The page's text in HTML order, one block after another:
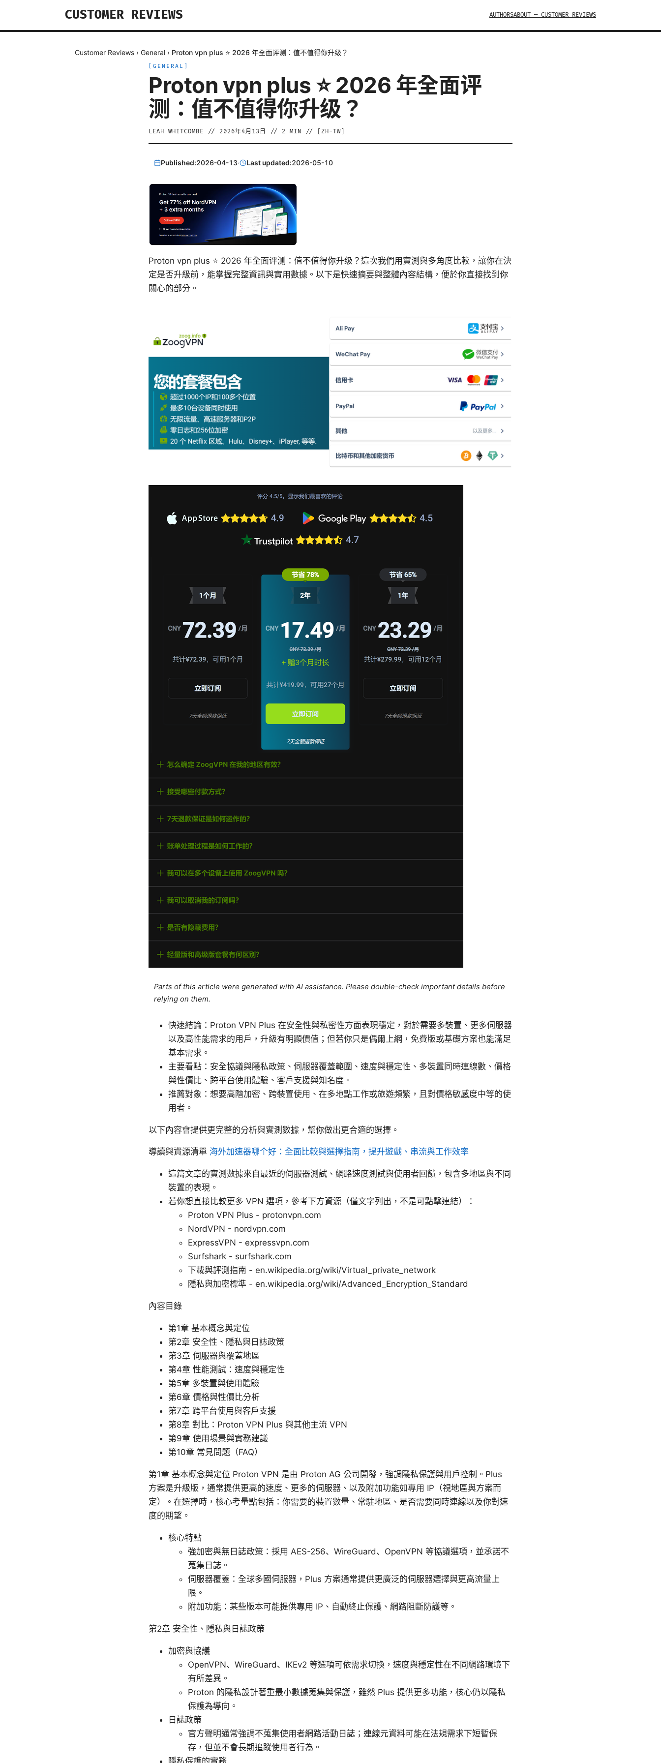
CUSTOMER REVIEWS AUTHORSABOUT — CUSTOMER REVIEWS
Customer Reviews › General › Proton vpn plus ⭐ 2026 年全面评测：值不值得你升级？
GENERAL
Proton vpn plus ⭐ 2026 年全面评
测：值不值得你升级？
LEAH WHITCOMBE // 2026年4月13日 // 2 MIN // [ ZH-TW
Published:2026-04-13· Last updated:2026-05-10
Proton vpn plus ⭐ 2026 年全面评测：值不值得你升级？這次我們用實測與多角度比較，讓你在決
定是否升級前，能掌握完整資訊與實用數據。以下是快速摘要與整體內容結構，便於你直接找到你
關心的部分。
Parts of this article were generated with AI assistance. Please double-check important details before
relying on them.
快速結論：Proton VPN Plus 在安全性與私密性方面表現穩定，對於需要多裝置、更多伺服器
以及高性能需求的用戶，升級有明顯價值；但若你只是偶爾上網，免費版或基礎方案也能滿足
基本需求。
主要看點：安全協議與隱私政策、伺服器覆蓋範圍、速度與穩定性、多裝置同時連線數、價格
與性價比、跨平台使用體驗、客戶支援與知名度。
推薦對象：想要高階加密、跨裝置使用、在多地點工作或旅遊頻繁，且對價格敏感度中等的使
用者。
以下內容會提供更完整的分析與實測數據，幫你做出更合適的選擇。
導讀與資源清單 海外加速器哪个好：全面比較與選擇指南，提升遊戲、串流與工作效率
這篇文章的實測數據來自最近的伺服器測試、網路速度測試與使用者回饋，包含多地區與不同
裝置的表現。
若你想直接比較更多 VPN 選項，參考下方資源（僅文字列出，不是可點擊連結）：
Proton VPN Plus - protonvpn.com
NordVPN - nordvpn.com
ExpressVPN - expressvpn.com
Surfshark - surfshark.com
下載與評測指南 - en.wikipedia.org/wiki/Virtual_private_network
隱私與加密標準 - en.wikipedia.org/wiki/Advanced_Encryption_Standard
內容目錄
第1章 基本概念與定位
第2章 安全性、隱私與日誌政策
第3章 伺服器與覆蓋地區
第4章 性能測試：速度與穩定性
第5章 多裝置與使用體驗
第6章 價格與性價比分析
第7章 跨平台使用與客戶支援
第8章 對比：Proton VPN Plus 與其他主流 VPN
第9章 使用場景與實務建議
第10章 常見問題（FAQ）
第1章 基本概念與定位 Proton VPN 是由 Proton AG 公司開發，強調隱私保護與用戶控制。Plus
方案是升級版，通常提供更高的速度、更多的伺服器、以及附加功能如專用 IP（視地區與方案而
定）。在選擇時，核心考量點包括：你需要的裝置數量、常駐地區、是否需要同時連線以及你對速
度的期望。
核心特點
強加密與無日誌政策：採用 AES-256、WireGuard、OpenVPN 等協議選項，並承諾不
蒐集日誌。
伺服器覆蓋：全球多國伺服器，Plus 方案通常提供更廣泛的伺服器選擇與更高流量上
限。
附加功能：某些版本可能提供專用 IP、自動終止保護、網路阻斷防護等。
第2章 安全性、隱私與日誌政策
加密與協議
OpenVPN、WireGuard、IKEv2 等選項可依需求切換，速度與穩定性在不同網路環境下
有所差異。
Proton 的隱私設計著重最小數據蒐集與保護，雖然 Plus 提供更多功能，核心仍以隱私
保護為導向。
日誌政策
官方聲明通常強調不蒐集使用者網路活動日誌；連線元資料可能在法規需求下短暫保
存，但並不會長期追蹤使用者行為。
隱私保護的實務